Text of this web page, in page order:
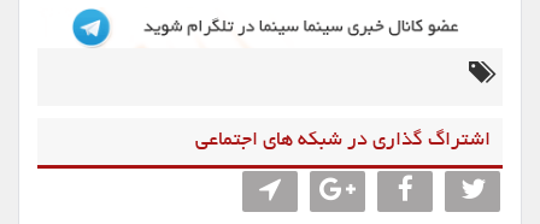
اشتراگ گذاری در شبکه های اجتماعی